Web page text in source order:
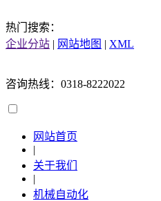
热门搜索：
企业分站 | 网站地图 | XML
咨询热线：0318-8222022
网站首页
|
关于我们
|
机械自动化